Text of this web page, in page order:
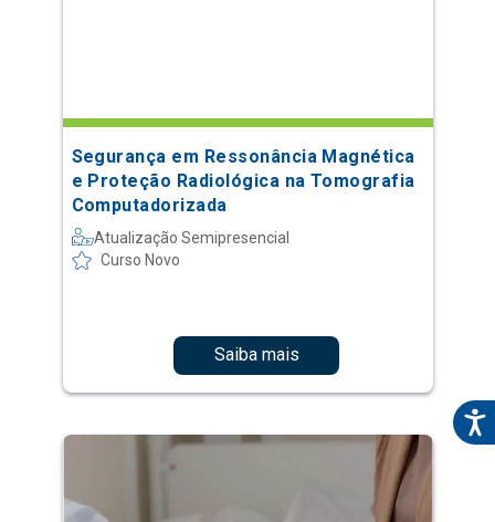
Segurança em Ressonância Magnética
e Proteção Radiológica na Tomografia
Computadorizada
Atualização Semipresencial
Curso Novo
Saiba mais